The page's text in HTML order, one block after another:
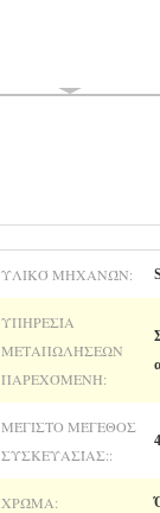
ΥΛΙΚΌ ΜΗΧΑΝΏΝ:
ΥΠΗΡΕΣΊΑ
ΜΕΤΑΠΩΛΉΣΕΩΝ
ΠΑΡΕΧΌΜΕΝΗ:
ΜΈΓΙΣΤΟ ΜΈΓΕΘΟΣ
ΣΥΣΚΕΥΑΣΊΑΣ::
ΧΡΏΜΑ: